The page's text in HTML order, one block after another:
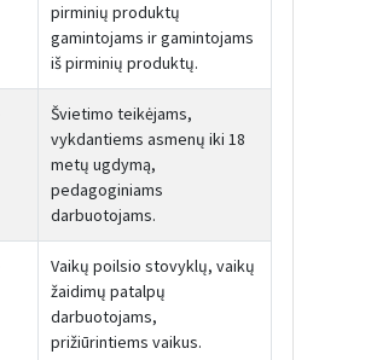
pirminių produktų
gamintojams ir gamintojams
iš pirminių produktų.
Švietimo teikėjams,
vykdantiems asmenų iki 18
metų ugdymą,
pedagoginiams
darbuotojams.
Vaikų poilsio stovyklų, vaikų
žaidimų patalpų
darbuotojams,
prižiūrintiems vaikus.